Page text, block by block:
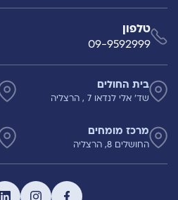
טלפון
09-9592999
בית החולים
שד' אלי לנדאו 7 , הרצליה
מרכז מומחים
החושלים 8, הרצליה